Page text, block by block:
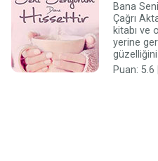
Bana
Çağrı
kitabı ve
yerine
güzelliğini
Puan: